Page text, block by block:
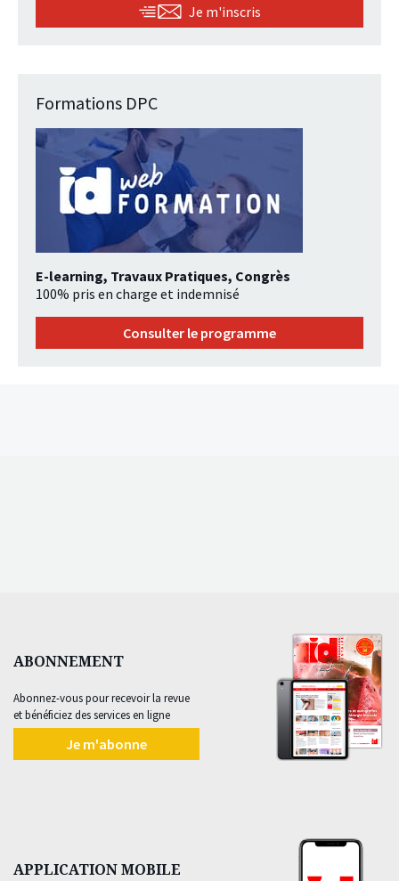
Je m'inscris
Formations DPC
E-learning, Travaux Pratiques, Congrès
100% pris en charge et indemnisé
Consulter le programme
ABONNEMENT
Abonnez-vous pour recevoir la revue
et bénéficiez des services en ligne
Je m'abonne
APPLICATION MOBILE